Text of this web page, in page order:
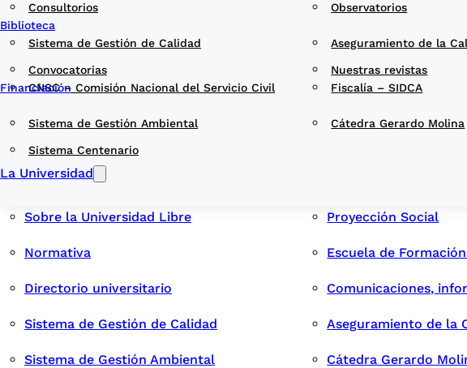
Sistema de Gestión de Calidad Aseguramiento de la
Sistema de Gestión Ambiental Cátedra Gerardo Molina
Consultorios Observatorios
CNSC – Comisión Nacional del Servicio Civil Fiscalía – SIDCA
Convocatorias Nuestras revistas
Sistema Centenario
Biblioteca
Financiación
La Universidad
Sobre la Universidad Libre Proyección Social
Normativa Escuela de
Directorio universitario Comunicaciones,
Sistema de Gestión de Calidad Aseguramiento de la
Sistema de Gestión Ambiental Cátedra Gerardo